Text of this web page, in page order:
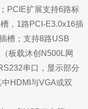
PCIE扩展支持6路标
，1路PCI-E3.0x16插
槽；支持8路USB
板载沐创N500L网
串口，显示部分
HDMI与VGA或双